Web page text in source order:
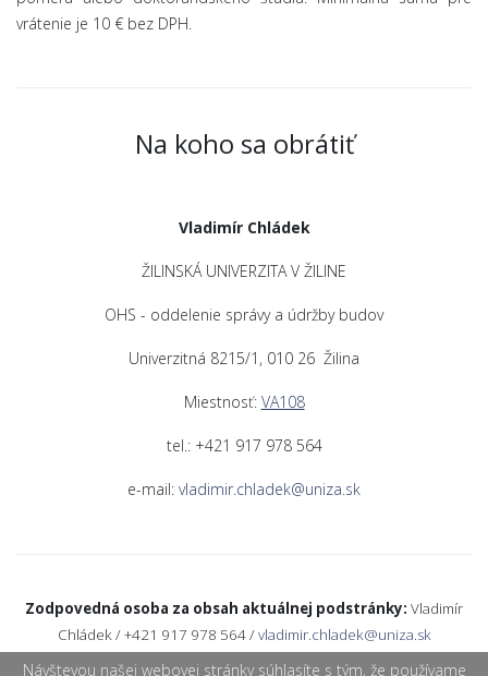
vrátenie je 10 € bez DPH.
Na koho sa obrátiť
Vladimír Chládek
ŽILINSKÁ UNIVERZITA V ŽILINE
OHS - oddelenie správy a údržby budov
Univerzitná 8215/1, 010 26 Žilina
Miestnosť: VA108
tel.: +421 917 978 564
e-mail: vladimir.chladek@uniza.sk
Zodpovedná osoba za obsah aktuálnej podstránky: Vladimír
Chládek / +421 917 978 564 /vladimir.chladek@uniza.sk
Návštevou našej webovej stránky súhlasíte s tým, že používame